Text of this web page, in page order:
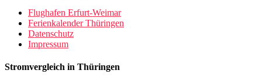
Flughafen Erfurt-Weimar
Ferienkalender Thüringen
Datenschutz
Impressum
Stromvergleich in Thüringen